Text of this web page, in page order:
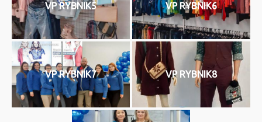
VP RYBNIK5 VP RYBNIK6
VP RYBNIK7 VP RYBNIK8